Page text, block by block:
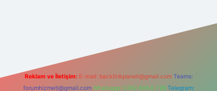
Reklam ve İletişim: E-mail: backlinkpaneli@gmail.com Teams:
forumhizmeti@gmail.com Whatsapp: 0262 606 0 726 Telegram: